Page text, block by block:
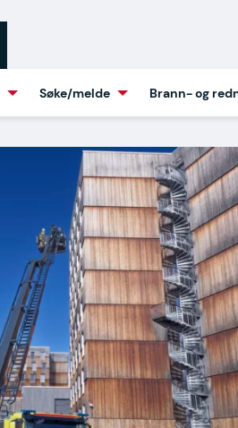
Søke/melde Brann- og